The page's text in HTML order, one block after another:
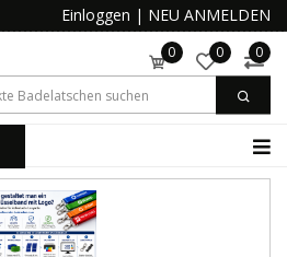
Einloggen | NEU ANMELDEN
0 0 0